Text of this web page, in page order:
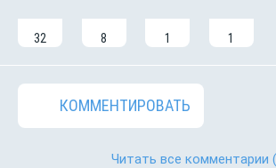
32 8 1 1
КОММЕНТИРОВАТЬ
Читать все комментарии